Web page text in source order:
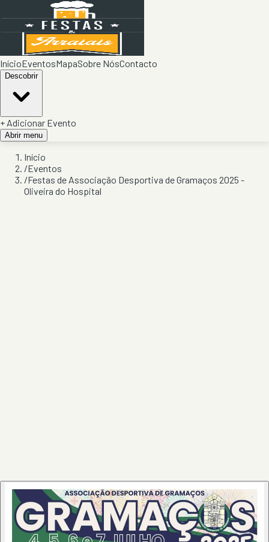
InícioEventosMapaSobre NósContacto
Descobrir
+ Adicionar Evento
Abrir menu
Início
/Eventos
/Festas de Associação Desportiva de Gramaços 2025 -
Oliveira do Hospital